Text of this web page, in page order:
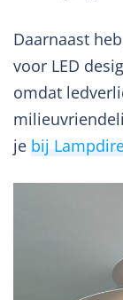
Daarnaast
voor LED
omdat
je bij